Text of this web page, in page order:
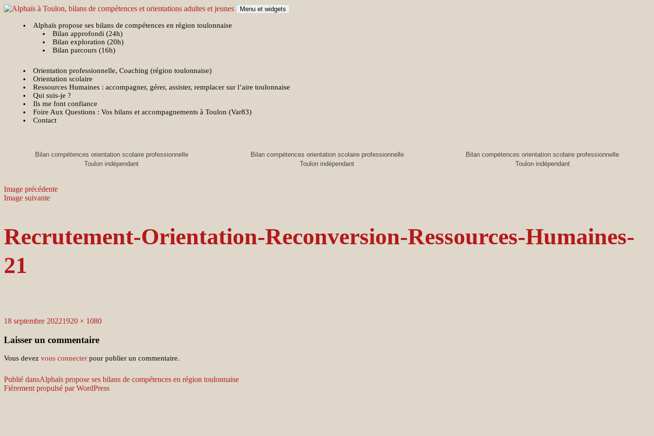
Aller
contenu
Alphaïs à Toulon, bilans de compétences et orientations adultes et jeunes
Accompagne votre réussite
Menu et widgets
Alphaïs propose ses bilans de compétences en région toulonnaise
Bilan approfondi (24h)
Bilan exploration (20h)
Bilan parcours (16h)
Orientation professionnelle, Coaching (région toulonnaise)
Orientation scolaire
Ressources Humaines : accompagner, gérer, assister, remplacer sur l’aire toulonnaise
Qui suis-je ?
Ils me font confiance
Foire Aux Questions : Vos bilans et accompagnements à Toulon (Var83)
Contact
Bilan compétences orientation scolaire professionnelle
Toulon indépendant
Bilan compétences orientation scolaire professionnelle
Toulon indépendant
Bilan compétences orientation scolaire professionnelle
Toulon indépendant
Image précédente
Image suivante
Recrutement-Orientation-Reconversion-Ressources-Humaines-
21
Publié
18 septembre 2022Taille
1920 × 1080
Laisser un commentaire
Vous devez vous connecter pour publier un commentaire.
Navigation
de
Publié dansAlphaïs propose ses bilans de compétences en région toulonnaise
Fièrement propulsé par WordPress